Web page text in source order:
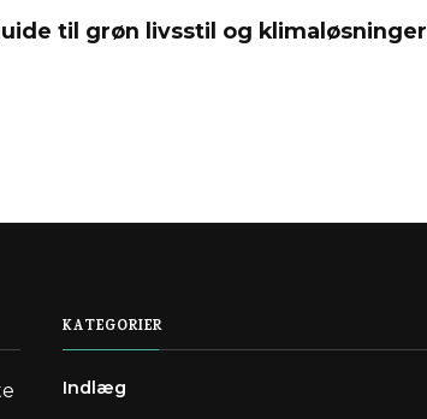
til grøn livsstil og klimaløsninger
KATEGORIER
Indlæg